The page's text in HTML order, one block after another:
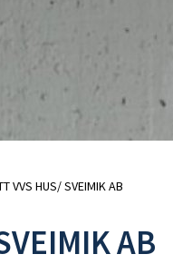
VVS HUS/ SVEIMIK AB
AB